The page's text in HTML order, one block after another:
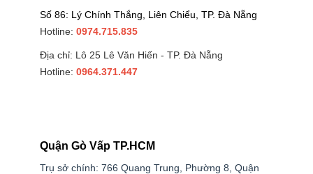
Số 86: Lý Chính Thắng, Liên Chiểu, TP. Đà Nẵng
Hotline: 0974.715.835
Địa chỉ: Lô 25 Lê Văn Hiến - TP. Đà Nẵng
Hotline: 0964.371.447
Quận Gò Vấp TP.HCM
Trụ sở chính: 766 Quang Trung, Phường 8, Quận